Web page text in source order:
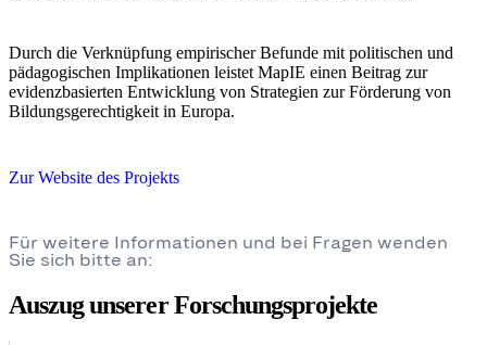
Durch die Verknüpfung empirischer Befunde mit politischen und
pädagogischen Implikationen leistet MapIE einen Beitrag zur
evidenzbasierten Entwicklung von Strategien zur Förderung von
Bildungsgerechtigkeit in Europa.
Zur Website des Projekts
Für weitere Informationen und bei Fragen wenden
Sie sich bitte an:
Auszug unserer Forschungsprojekte